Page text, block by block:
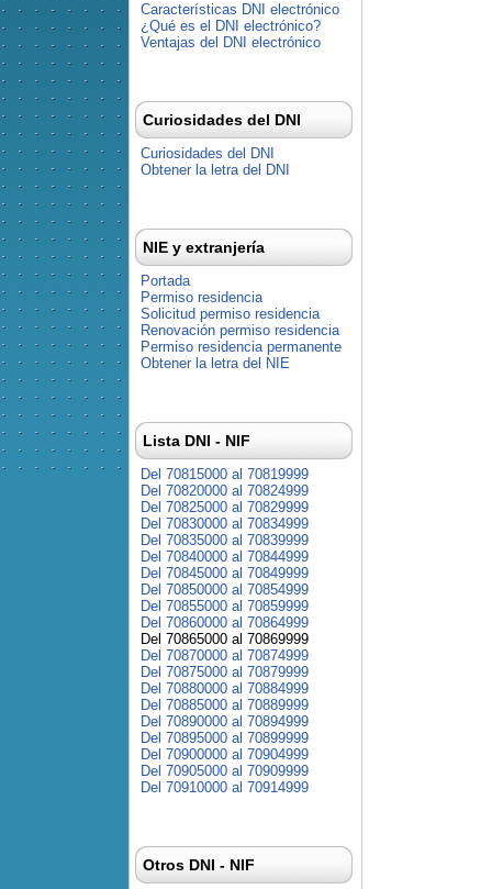
Características DNI electrónico
¿Qué es el DNI electrónico?
Ventajas del DNI electrónico
Curiosidades del DNI
Curiosidades del DNI
Obtener la letra del DNI
NIE y extranjería
Portada
Permiso residencia
Solicitud permiso residencia
Renovación permiso residencia
Permiso residencia permanente
Obtener la letra del NIE
Lista DNI - NIF
Del 70815000 al 70819999
Del 70820000 al 70824999
Del 70825000 al 70829999
Del 70830000 al 70834999
Del 70835000 al 70839999
Del 70840000 al 70844999
Del 70845000 al 70849999
Del 70850000 al 70854999
Del 70855000 al 70859999
Del 70860000 al 70864999
Del 70865000 al 70869999
Del 70870000 al 70874999
Del 70875000 al 70879999
Del 70880000 al 70884999
Del 70885000 al 70889999
Del 70890000 al 70894999
Del 70895000 al 70899999
Del 70900000 al 70904999
Del 70905000 al 70909999
Del 70910000 al 70914999
Otros DNI - NIF